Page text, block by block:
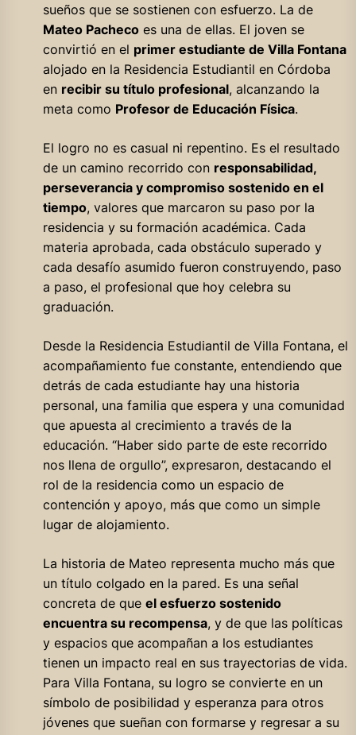
sueños que se sostienen con esfuerzo. La de
Mateo Pachecoes una de ellas. El joven se
convirtió en el primer estudiante de Villa Fontana
alojado en la Residencia Estudiantil en Córdoba
en recibir su título profesional, alcanzando la
meta como Profesor de Educación Física.
El logro no es casual ni repentino. Es el resultado
de un camino recorrido con responsabilidad,
perseverancia y compromiso sostenido en el
tiempo, valores que marcaron su paso por la
residencia y su formación académica. Cada
materia aprobada, cada obstáculo superado y
cada desafío asumido fueron construyendo, paso
a paso, el profesional que hoy celebra su
graduación.
Desde la Residencia Estudiantil de Villa Fontana, el
acompañamiento fue constante, entendiendo que
detrás de cada estudiante hay una historia
personal, una familia que espera y una comunidad
que apuesta al crecimiento a través de la
educación. “Haber sido parte de este recorrido
nos llena de orgullo”, expresaron, destacando el
rol de la residencia como un espacio de
contención y apoyo, más que como un simple
lugar de alojamiento.
La historia de Mateo representa mucho más que
un título colgado en la pared. Es una señal
concreta de que el esfuerzo sostenido
encuentra su recompensa, y de que las políticas
y espacios que acompañan a los estudiantes
tienen un impacto real en sus trayectorias de vida.
Para Villa Fontana, su logro se convierte en un
símbolo de posibilidad y esperanza para otros
jóvenes que sueñan con formarse y regresar a su